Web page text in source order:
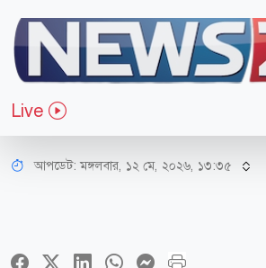
Live
বিজ্ঞান ও প্রযুক্তি
চাঁদে পাঠানোর জন্য তৈরি
রোবট উন্মোচন করলো চীন
আপডেট: মঙ্গলবার, ১২ মে, ২০২৬, ১৩:৩৫